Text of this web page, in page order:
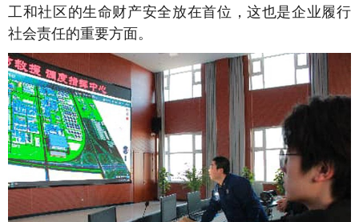
工和社区的生命财产安全放在首位，这也是企业履行
社会责任的重要方面。